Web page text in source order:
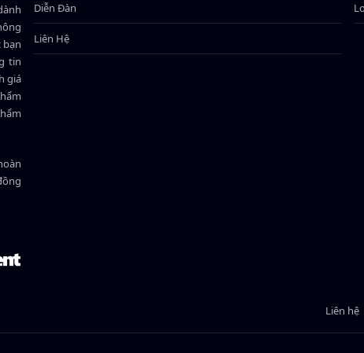
tin
giá
Diễn Đàn
Liên Hệ
Liên hệ